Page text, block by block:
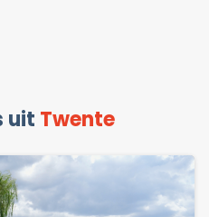
uit Twente